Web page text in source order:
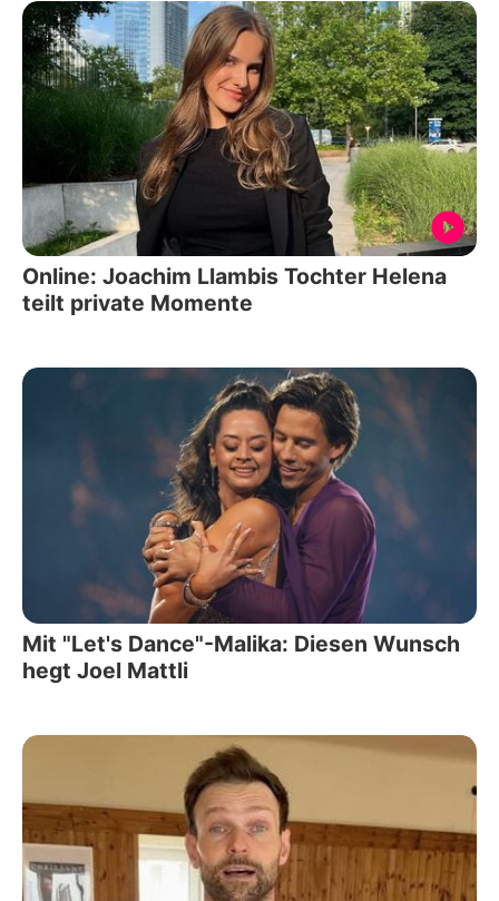
Online: Joachim Llambis Tochter Helena
teilt private Momente
Mit "Let's Dance"-Malika: Diesen Wunsch
hegt Joel Mattli